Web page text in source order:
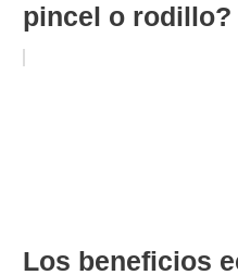
pincel o rodillo?
Los beneficios